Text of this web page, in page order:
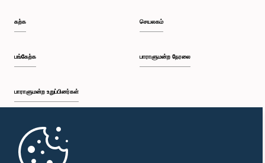
கற்க
பங்கேற்க
பாராளுமன்ற உறுப்பினர்கள்
முதற்பக்கம்
செயலகம்
பாராளுமன்ற நேரலை